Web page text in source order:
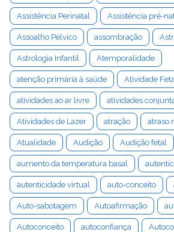
Assistência Perinatal Assistência pré-
Assoalho Pélvico assombração
Astrologia Infantil Atemporalidade
atenção primária à saúde Atividade
atividades ao ar livre atividades
Atividades de Lazer atração atraso
Atualidade Audição Audição fetal
aumento da temperatura basal
autenticidade virtual auto-conceito
Auto-sabotagem Autoafirmação
Autoconceito autoconfiança